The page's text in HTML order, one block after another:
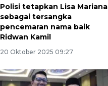
Polisi tetapkan Lisa Mariana
sebagai tersangka
pencemaran nama baik
Ridwan Kamil
20 Oktober 2025 09:27